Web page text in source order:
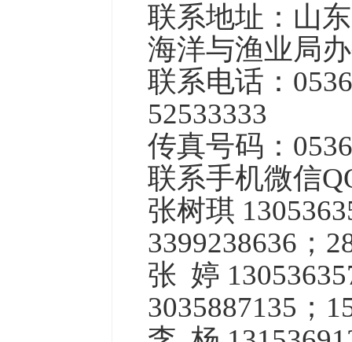
联系地址： 山
海洋与渔业局
联系电话：
52533333
传真号码：
联系手机微信
张树琪
3399238636；
张 婷
3035887135；